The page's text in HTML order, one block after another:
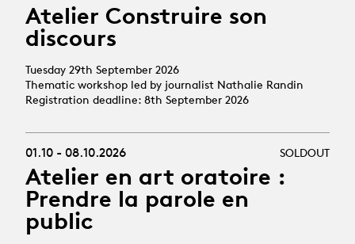
Atelier Construire son
discours
Tuesday 29th September 2026
Thematic workshop led by journalist Nathalie Randin
Registration deadline: 8th September 2026
SOLDOUT
01.10 - 08.10.2026
Atelier en art oratoire :
Prendre la parole en
public